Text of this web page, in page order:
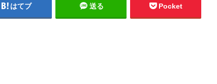
はてブ 送る Pocket